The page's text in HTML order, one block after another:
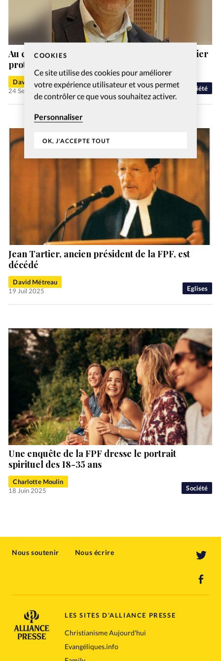
COOKIES
Ce site utilise des cookies pour améliorer
votre expérience utilisateur et vous permet
de contrôler ce que vous souhaitez activer.
Personnaliser
OK, J'ACCEPTE TOUT
Société
Au chevet de la spiritualité moderne: l’aumônier
protestant se réinvente
David Métreau
24 Sep 2025
Eglises
Jean Tartier, ancien président de la FPF, est
décédé
David Métreau
19 Juil 2025
Société
Une enquête de la FPF dresse le portrait
spirituel des 18-35 ans
Charlotte Moulin
18 Juin 2025
Nous soutenir Nous écrire
LES SITES D'ALLIANCE PRESSE
Christianisme Aujourd'hui
Evangéliques.info